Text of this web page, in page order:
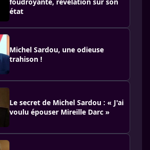
état
Michel Sardou, une odieuse
trahison !
Le secret de Michel Sardou : « J'ai
voulu épouser Mireille Darc »